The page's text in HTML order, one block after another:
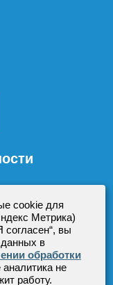
cookie для
Метрика)
вы
данных в
обработки
аналитика не
работу.